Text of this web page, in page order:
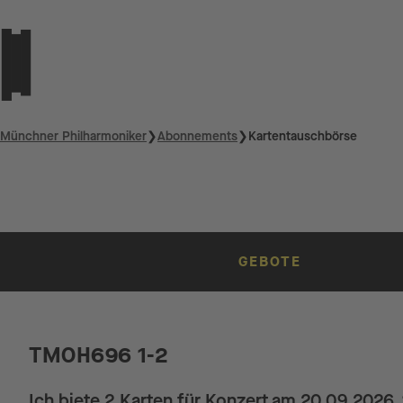
Münchner Philharmoniker❯Abonnements❯Kartentauschbörse
GEBOTE
TMOH696 1-2